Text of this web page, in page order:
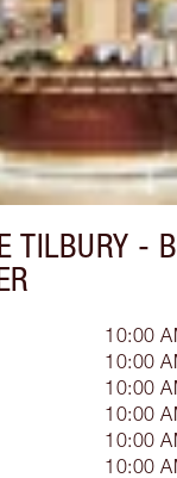
TILBURY -
10:00
10:00
10:00
10:00
10:00
10:00